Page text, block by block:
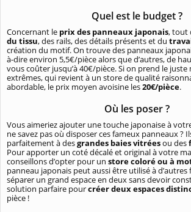
Quel est le budget ?
Concernant le prix des panneaux japonais, tout
du tissu, des rails, des détails présents et du
création du motif. On trouve des panneaux
à-dire environ 5,5€/pièce alors que d’autres, de
vous coûter jusqu’à 40€/pièce. Si on prend le juste
extrêmes, qui revient à un store de qualité
abordable, le prix moyen avoisine les20€/pièce.
Où les poser ?
Vous aimeriez ajouter une touche japonaise à
ne savez pas où disposer ces fameux panneaux ?
parfaitement à desgrandes baies vitréesou des
Pour apporter un coté décalé et original à votre
conseillons d’opter pour un store coloré ou à
panneau japonais peut aussi être utilisé à
séparer un grand espace en deux sans devoir
solution parfaire pourcréer deux espaces
pièce !